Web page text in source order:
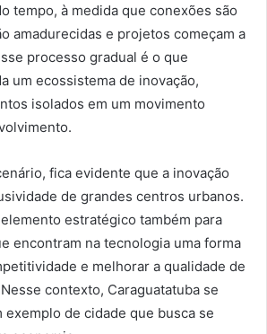
tempo, à medida que conexões são
amadurecidas e projetos começam a
processo gradual é o que
um ecossistema de inovação,
isolados em um movimento
fica evidente que a inovação
de grandes centros urbanos.
estratégico também para
encontram na tecnologia uma forma
e melhorar a qualidade de
contexto, Caraguatatuba se
exemplo de cidade que busca se